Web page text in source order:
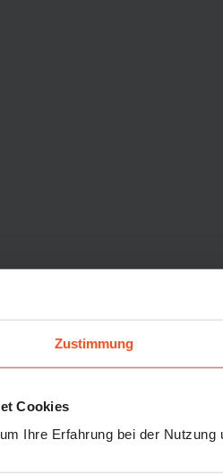
Zustimmung
Cookies
Ihre Erfahrung bei der